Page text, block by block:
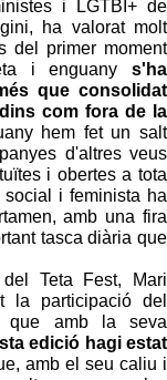
i LGTBI+ de
ha valorat molt
del primer moment
i enguany s'ha
que consolidat
com fora de la
hem fet un salt
d'altres veus
i obertes a tota
i feminista ha
amb una fira
tasca diària que
Teta Fest, Mari
la participació del
que amb la seva
edició hagi estat
amb el seu caliu i